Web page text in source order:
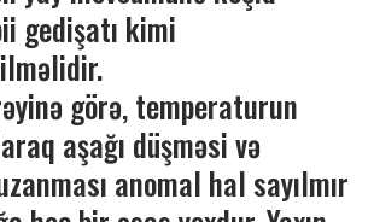
gedişatı kimi
görə, temperaturun
aşağı düşməsi və
anomal hal sayılmır